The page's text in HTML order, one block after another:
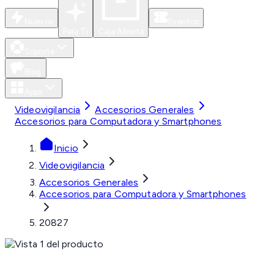
Videovigilancia
Accesorios Generales
Accesorios para Computadora y Smartphones
Inicio
Videovigilancia
Accesorios Generales
Accesorios para Computadora y Smartphones
20827